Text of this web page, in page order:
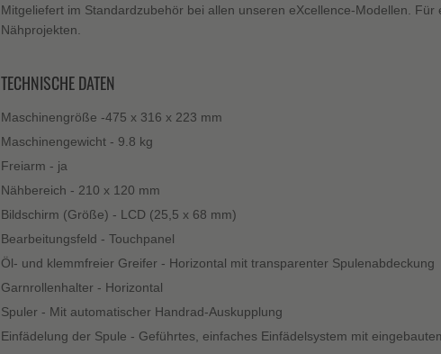
Mitgeliefert im Standardzubehör bei allen unseren eXcellence-Modellen.
Nähprojekten.
TECHNISCHE DATEN
Maschinengröße -475 x 316 x 223 mm
Maschinengewicht - 9.8 kg
Freiarm - ja
Nähbereich - 210 x 120 mm
Bildschirm (Größe) - LCD (25,5 x 68 mm)
Bearbeitungsfeld - Touchpanel
Öl- und klemmfreier Greifer - Horizontal mit transparenter Spulenabdeckung
Garnrollenhalter - Horizontal
Spuler - Mit automatischer Handrad-Auskupplung
Einfädelung der Spule - Geführtes, einfaches Einfädelsystem mit